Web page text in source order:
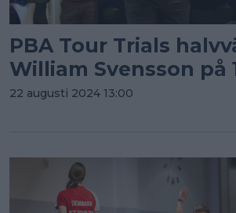
PBA Tour Trials
William Svensson på
22 augusti 2024 13:00